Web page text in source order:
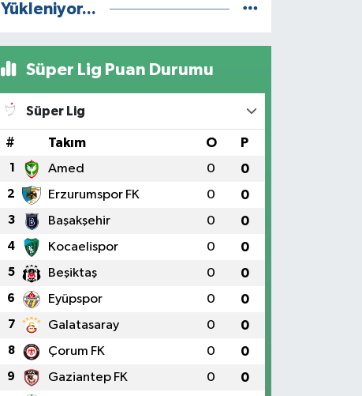
Yükleniyor...
Süper Lig Puan Durumu
Süper Lig
# Takım O P
1 Amed 0 0
2 Erzurumspor FK 0 0
3 Başakşehir 0 0
4 Kocaelispor 0 0
5 Beşiktaş 0 0
6 Eyüpspor 0 0
7 Galatasaray 0 0
8 Çorum FK 0 0
9 Gaziantep FK 0 0